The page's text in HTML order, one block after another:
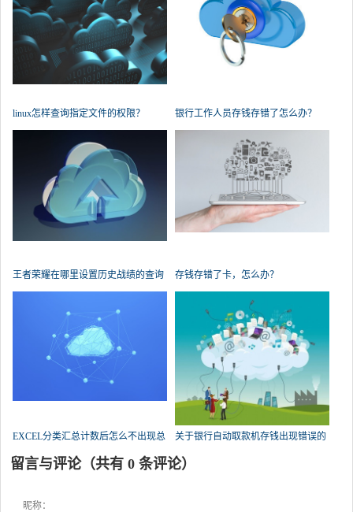
linux怎样查询指定文件的权限？ 银行工作人员存钱存错了怎么办？
王者荣耀在哪里设置历史战绩的查询
存钱存错了卡，怎么办？
EXCEL分类汇总计数后怎么不出现总
数了？
关于银行自动取款机存钱出现错误的
问题，急！求帮忙？
留言与评论（共有 0 条评论）
昵称：